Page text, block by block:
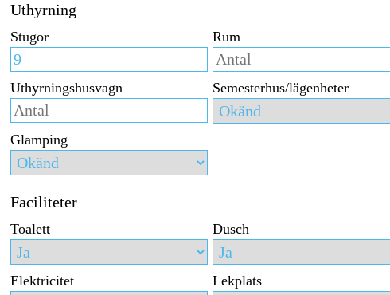
Uthyrning
Stugor Rum
Uthyrningshusvagn Semesterhus/lägenheter
Glamping
Faciliteter
Toalett Dusch
Elektricitet Lekplats